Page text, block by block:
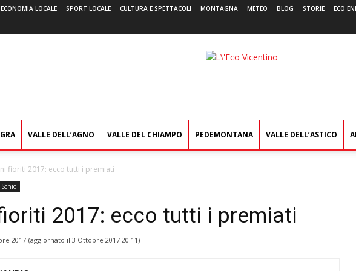
ECONOMIA LOCALE SPORT LOCALE CULTURA E SPETTACOLI MONTAGNA METEO BLOG STORIE ECO
L'Eco
VALLE DELL’AGNO VALLE DEL CHIAMPO PEDEMONTANA VALLE DELL’ASTICO
fioriti 2017: ecco tutti i premiati
Schio
2017: ecco tutti i premiati
2017 (aggiornato il 3 Ottobre 2017 20:11)